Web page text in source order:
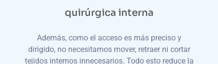
quirúrgica interna
Además, como el acceso es más preciso y
dirigido, no necesitamos mover, retraer ni cortar
tejidos internos innecesarios. Todo esto reduce la